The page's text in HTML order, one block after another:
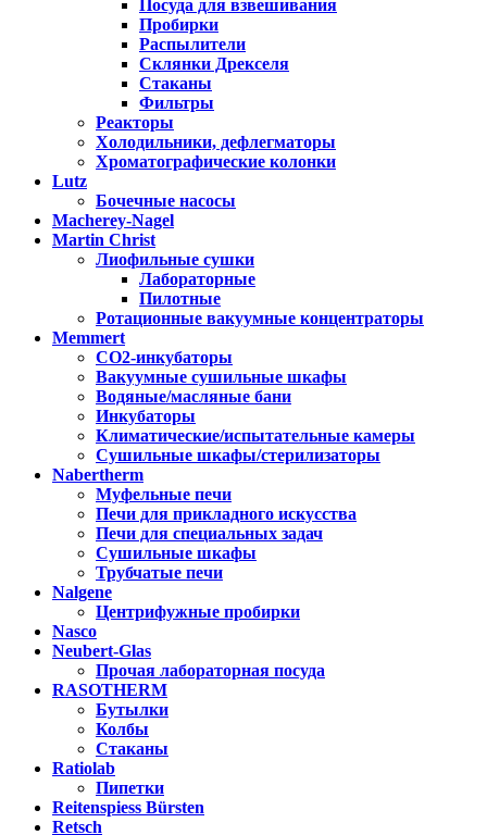
Посуда для взвешивания
Пробирки
Распылители
Склянки Дрекселя
Стаканы
Фильтры
Реакторы
Холодильники, дефлегматоры
Хроматографические колонки
Lutz
Бочечные насосы
Macherey-Nagel
Martin Christ
Лиофильные сушки
Лабораторные
Пилотные
Ротационные вакуумные концентраторы
Memmert
CO2-инкубаторы
Вакуумные сушильные шкафы
Водяные/масляные бани
Инкубаторы
Климатические/испытательные камеры
Сушильные шкафы/стерилизаторы
Nabertherm
Муфельные печи
Печи для прикладного искусства
Печи для специальных задач
Сушильные шкафы
Трубчатые печи
Nalgene
Центрифужные пробирки
Nasco
Neubert-Glas
Прочая лабораторная посуда
RASOTHERM
Бутылки
Колбы
Стаканы
Ratiolab
Пипетки
Reitenspiess Bürsten
Retsch